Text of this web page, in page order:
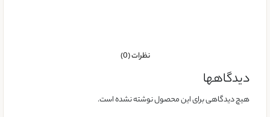
نظرات (0)
دیدگاهها
هیچ دیدگاهی برای این محصول نوشته نشده است.